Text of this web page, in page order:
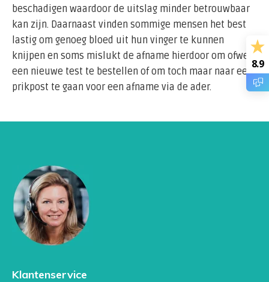
beschadigen waardoor de uitslag minder betrouwbaar
kan zijn. Daarnaast vinden sommige mensen het best
lastig om genoeg bloed uit hun vinger te kunnen
knijpen en soms mislukt de afname hierdoor om ofwel
een nieuwe test te bestellen of om toch maar naar een
prikpost te gaan voor een afname via de ader.
Klantenservice
8.9